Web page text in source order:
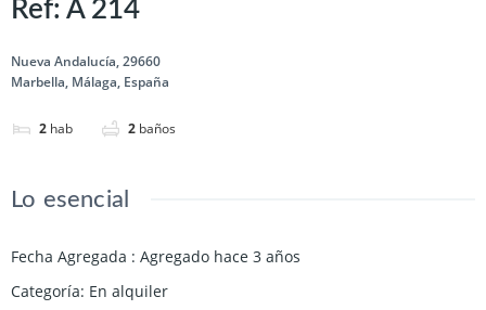
Ref: A 214
Nueva Andalucía, 29660
Marbella, Málaga, España
2 hab 2 baños
Lo esencial
Fecha Agregada : Agregado hace 3 años
Categoría: En alquiler